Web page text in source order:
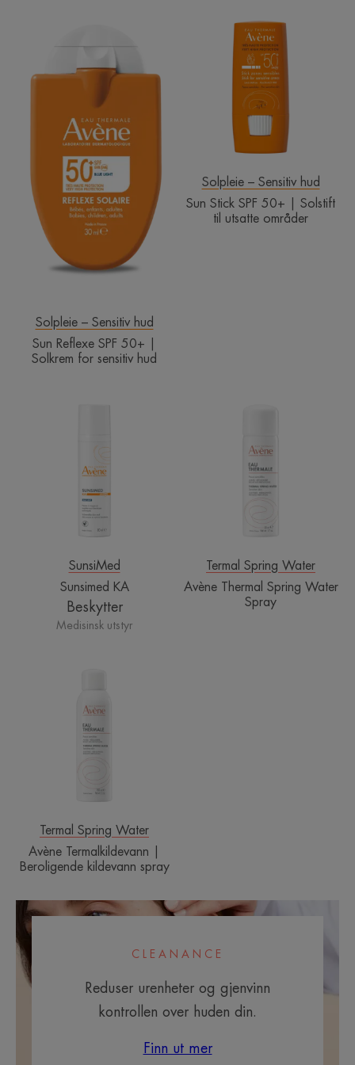
50+
Solkrem
for
sensitiv
hud
Solpleie – Sensitiv hud
Sun Reflexe SPF 50+ |
Solkrem for sensitiv hud
Sun
Stick
SPF
50+
|
Solstift
utsatte
Solpleie – Sensitiv hud
Sun Stick SPF 50+ | Solstift
til utsatte områder
SunsiMed
Sunsimed KA
Beskytter
Medisinsk utstyr
Water
Spray
Termal Spring Water
Avène Thermal Spring Water
Spray
Beroligende
kildevann
Termal Spring Water
Avène Termalkildevann |
Beroligende kildevann spray
CLEANANCE
Reduser urenheter og gjenvinn
kontrollen over huden din.
Finn ut mer